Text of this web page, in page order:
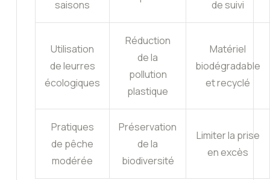
saisons de suivi
Utilisation
de leurres
écologiques
Réduction
de la
pollution
plastique
Matériel
biodégradable
et recyclé
Pratiques
de pêche
modérée
Préservation
de la
biodiversité
Limiter la prise
en excès